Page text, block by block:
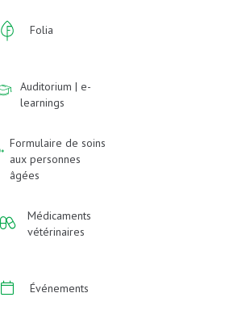
Folia
Auditorium | e-
learnings
Formulaire de soins
aux personnes
âgées
Médicaments
vétérinaires
Événements